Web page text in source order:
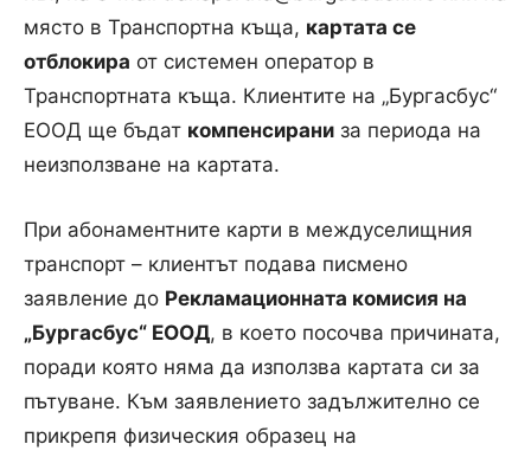
място в Транспортна къща, картата се
отблокира от системен оператор в
Транспортната къща. Клиентите на „Бургасбус“
ЕООД ще бъдат компенсирани за периода на
неизползване на картата.
При абонаментните карти в междуселищния
транспорт – клиентът подава писмено
заявление до Рекламационната комисия на
„Бургасбус“ ЕООД, в което посочва причината,
поради която няма да използва картата си за
пътуване. Към заявлението задължително се
прикрепя физическия образец на